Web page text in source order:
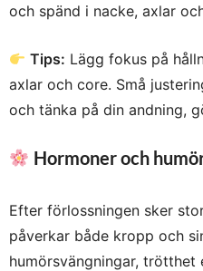
och spänd i nacke, axlar
Tips: Lägg fokus på
axlar och core. Små
och tänka på din andning,
Hormoner och
Efter förlossningen sker
påverkar både kropp och
humörsvängningar,